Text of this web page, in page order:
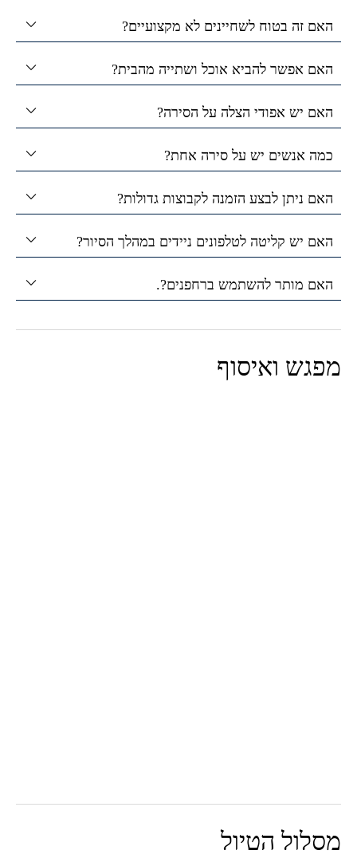
האם זה בטוח לשחיינים לא מקצועיים?
האם אפשר להביא אוכל ושתייה מהבית?
האם יש אפודי הצלה על הסירה?
כמה אנשים יש על סירה אחת?
האם ניתן לבצע הזמנה לקבוצות גדולות?
האם יש קליטה לטלפונים ניידים במהלך הסיור?
האם מותר להשתמש ברחפנים?.
מפגש ואיסוף
מסלול הטיול